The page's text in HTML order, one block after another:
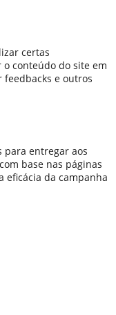
certas
conteúdo do site em
e outros
para entregar aos
base nas páginas
eficácia da campanha